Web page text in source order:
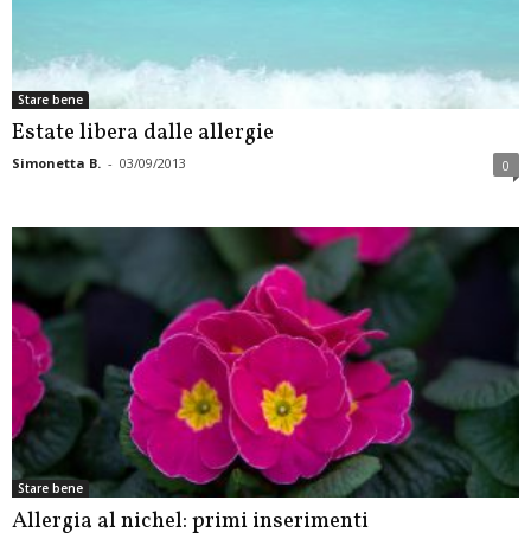
Stare bene
Estate libera dalle allergie
Simonetta B. - 03/09/2013 0
Stare bene
Allergia al nichel: primi inserimenti